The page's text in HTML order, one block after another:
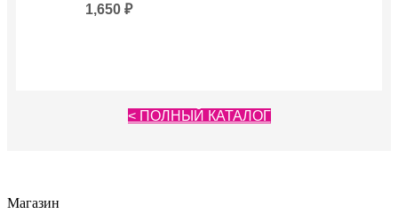
1,650 ₽
< ПОЛНЫЙ КАТАЛОГ
Магазин